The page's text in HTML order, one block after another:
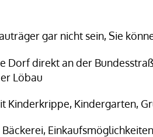
gar nicht sein, Sie
Dorf direkt an der
Löbau
Kinderkrippe, Kindergarten,
Bäckerei,